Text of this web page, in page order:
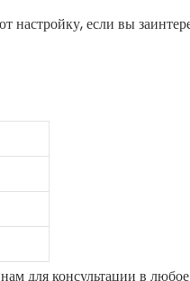
если вы
для консультации в